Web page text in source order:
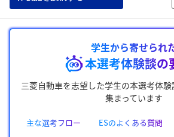
学生から寄せられ
本選考体験談の
三菱自動車を志望した学生の本選考体
集まっています
主な選考フロー ESのよくある質問